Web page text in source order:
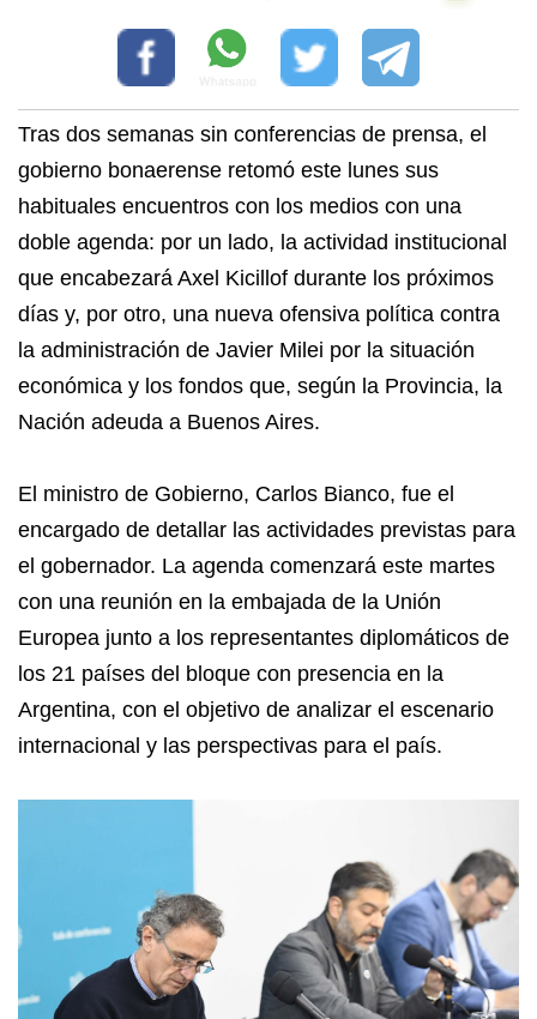
Tras dos semanas sin conferencias de prensa, el
gobierno bonaerense retomó este lunes sus
habituales encuentros con los medios con una
doble agenda: por un lado, la actividad institucional
que encabezará Axel Kicillof durante los próximos
días y, por otro, una nueva ofensiva política contra
la administración de Javier Milei por la situación
económica y los fondos que, según la Provincia, la
Nación adeuda a Buenos Aires.
El ministro de Gobierno, Carlos Bianco, fue el
encargado de detallar las actividades previstas para
el gobernador. La agenda comenzará este martes
con una reunión en la embajada de la Unión
Europea junto a los representantes diplomáticos de
los 21 países del bloque con presencia en la
Argentina, con el objetivo de analizar el escenario
internacional y las perspectivas para el país.